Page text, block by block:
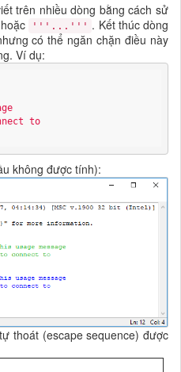
trên nhiều dòng bằng cách sử
hoặc '''...''' . Kết thúc dòng
có thể ngăn chặn điều này
Ví dụ:
to
không được tính):
thoát (escape sequence) được